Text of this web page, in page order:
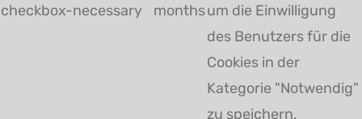
checkbox-necessary
monthsum die Einwilligung
des Benutzers für die
Cookies in der
Kategorie "Notwendig"
zu speichern.